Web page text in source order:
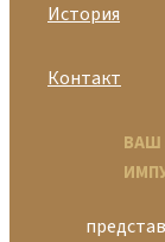
История
Контакт
ВАШ